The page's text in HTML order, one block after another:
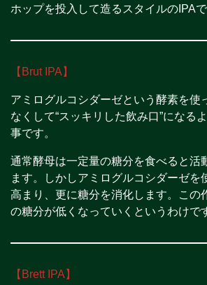
ホップを投入して造るスタイルのIPAで
【Brut IPA】
アミログルコシダーゼという酵素を使
なくして“スッキリした飲み口”になる
事です。
通常酵母は一定量の糖分を食べると活
ます。しかしアミログルコシダーゼを
高まり、更に糖分を消化します。この
の糖分が低くなっていくというわけで
【Brett IPA】